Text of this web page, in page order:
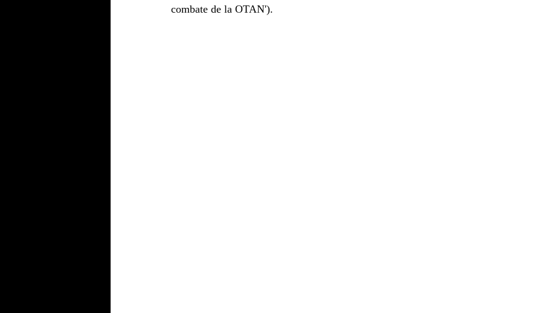
combate de la OTAN').